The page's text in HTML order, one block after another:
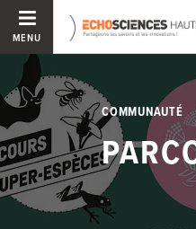
MENU
COMMUNAUTÉ